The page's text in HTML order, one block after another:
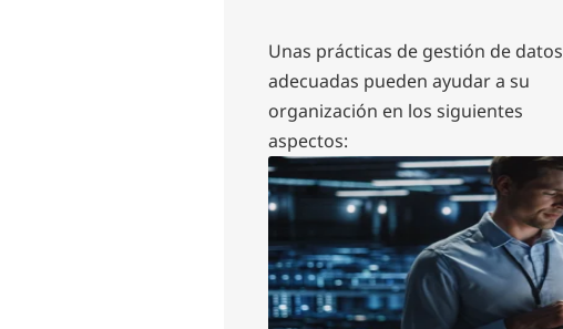
Unas prácticas de gestión de datos
adecuadas pueden ayudar a su
organización en los siguientes
aspectos: